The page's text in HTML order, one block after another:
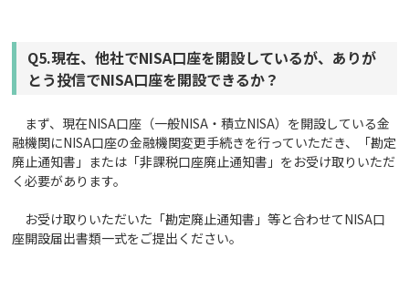
Q5.現在、他社でNISA口座を開設しているが、ありが
とう投信でNISA口座を開設できるか？
まず、現在NISA口座（一般NISA・積立NISA）を開設している金
融機関にNISA口座の金融機関変更手続きを行っていただき、「勘定
廃止通知書」または「非課税口座廃止通知書」をお受け取りいただ
く必要があります。
お受け取りいただいた「勘定廃止通知書」等と合わせてNISA口
座開設届出書類一式をご提出ください。